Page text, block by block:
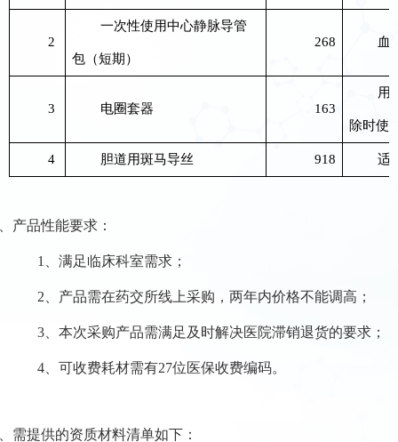
2
一次性使用中心静脉导管
包（短期）
268 血
3 电圈套器 163
用
除时使
4 胆道用斑马导丝 918 适
产品性能要求：
1、 满足临床科室需求 ；
2、 产品需在药交所线上采购， 两年内价格不能调高；
3、本次采购产品需满足及时解决医院滞销退货的要求；
4、可收费耗材需有27位医保收费编码。
需提供的资质材料清单如下 ：